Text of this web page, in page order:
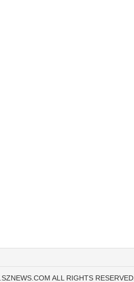
ALL RIGHTS RESERVED.